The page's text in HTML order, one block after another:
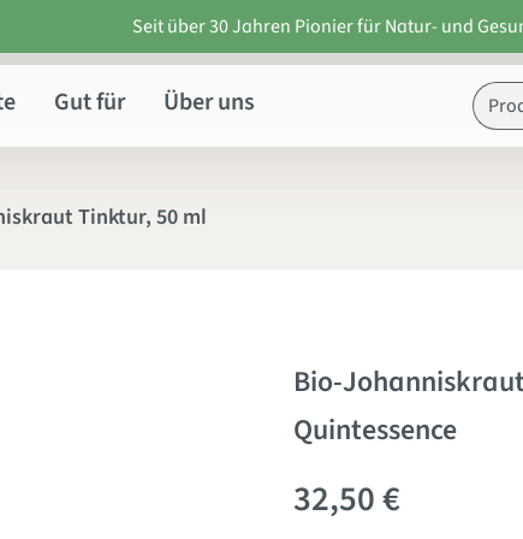
Seit über 30 Jahren Pionier für Natur- und
Gut für Über uns
Tinktur, 50 ml
Bio-
Quintessence
32,50 €